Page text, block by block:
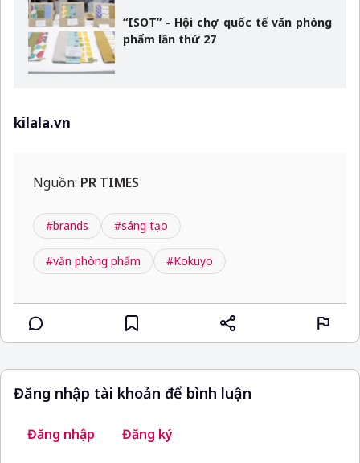
“ISOT” - Hội chợ quốc tế văn phòng
phẩm lần thứ 27
kilala.vn
Nguồn: PR TIMES
#brands #sáng tạo
#văn phòng phẩm #Kokuyo
Đăng nhập tài khoản để bình luận
Đăng nhập Đăng ký